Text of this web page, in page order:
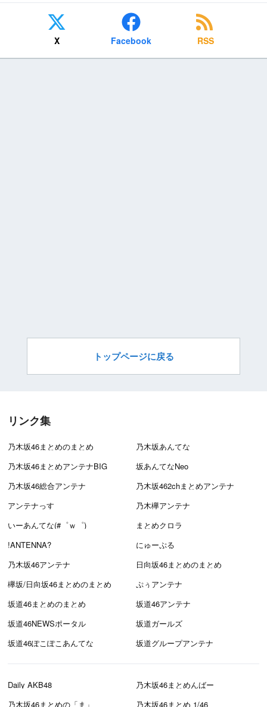
X Facebook RSS
トップページに戻る
リンク集
乃木坂46まとめのまとめ
乃木坂あんてな
乃木坂46まとめアンテナBIG
坂あんてなNeo
乃木坂46総合アンテナ
乃木坂462chまとめアンテナ
アンテナっす
乃木欅アンテナ
いーあんてな(#゜ｗ゜)
まとめクロラ
!ANTENNA?
にゅーぷる
乃木坂46アンテナ
日向坂46まとめのまとめ
欅坂/日向坂46まとめのまとめ
ぷぅアンテナ
坂道46まとめのまとめ
坂道46アンテナ
坂道46NEWSポータル
坂道ガールズ
坂道46ぽこぽこあんてな
坂道グループアンテナ
Daily AKB48
乃木坂46まとめんばー
乃木坂46まとめの「ま」
乃木坂46まとめ 1/46